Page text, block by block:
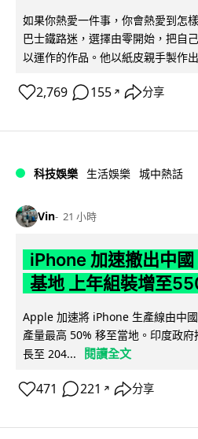
如果你熱愛一件事，你會熱愛到怎
巴士鐵路迷，選擇由零開始，把自
以運作的作品。他以紙皮親手製作
2,769 155 ↗ 分享
科技娛樂 生活娛樂 城中熱話
Vin 21 小時
iPhone 加速撤出中
基地 上年組裝增至
Apple 加速將 iPhone 生產線由中
產量最高 50% 移至當地。印度政
長至 204...
閱讀全文
471 221 ↗ 分享